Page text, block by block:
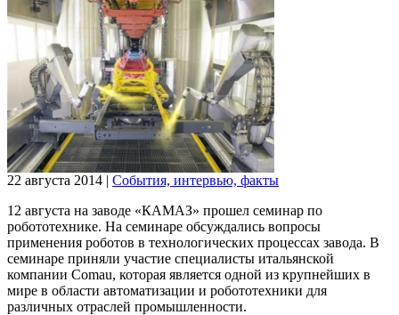
22 августа 2014 | События, интервью, факты
12 августа на заводе «КАМАЗ» прошел семинар по
робототехнике. На семинаре обсуждались вопросы
применения роботов в технологических процессах завода. В
семинаре приняли участие специалисты итальянской
компании Comau, которая является одной из крупнейших в
мире в области автоматизации и робототехники для
различных отраслей промышленности.